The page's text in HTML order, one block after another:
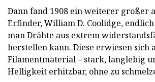
Dann fand 1908 ein weiterer großer
Erfinder, William D. Coolidge,
man Drähte aus extrem
herstellen kann. Diese erwiesen sich
Filamentmaterial – stark, langlebig
Helligkeit erhitzbar, ohne zu